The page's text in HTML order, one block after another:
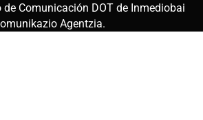
de Comunicación DOT de Inmediobai
Agentzia.